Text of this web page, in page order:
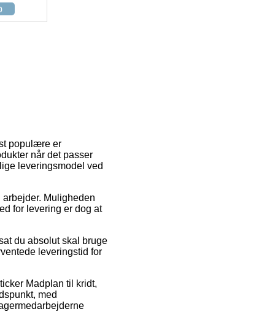
populære er
når det passer
leveringsmodel ved
Muligheden
for levering er dog at
du absolut skal bruge
leveringstid for
Madplan til kridt,
med